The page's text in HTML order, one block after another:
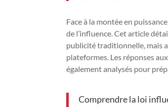
Face à la montée en
de l’influence. Cet article
publicité traditionnelle, mais
plateformes. Les réponses
également analysés pour
Comprendre la loi